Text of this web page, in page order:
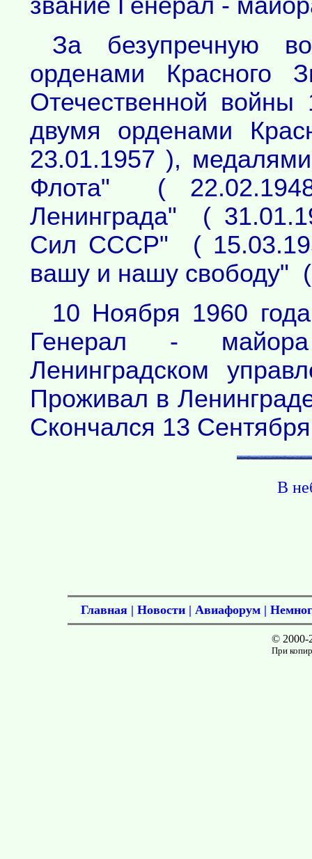
звание Генерал -
За безупречную
орденами
Отечественной
двумя орденами
23.01.1957 ),
Флота" (
Ленинграда" (
Сил СССР" (
вашу и нашу свободу"
10 Ноября 1960
Генерал -
Ленинградском
Проживал в
Скончался 13
В
Главная | Новости | Авиафорум |
© 2000-
При